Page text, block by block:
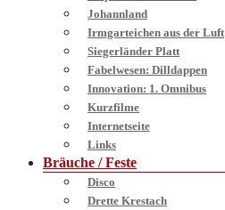
Johannland
Irmgarteichen aus der Luft
Siegerländer Platt
Fabelwesen: Dilldappen
Innovation: 1. Omnibus
Kurzfilme
Internetseite
Links
Bräuche / Feste
Disco
Drette Krestach